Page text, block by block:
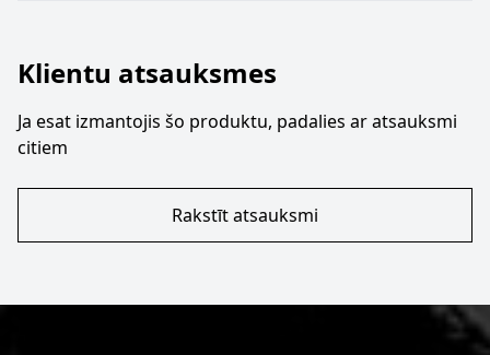
Klientu atsauksmes
Ja esat izmantojis šo produktu, padalies ar atsauksmi
citiem
Rakstīt atsauksmi